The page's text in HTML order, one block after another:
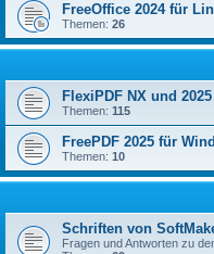
FreeOffice 2024 für
Themen: 26
FlexiPDF NX und
Themen: 115
FreePDF 2025 für
Themen: 10
Schriften von
Fragen und Antworten zu